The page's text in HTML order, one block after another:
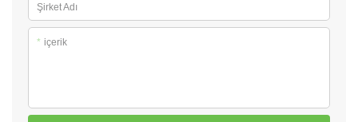
Şirket Adı
* içerik